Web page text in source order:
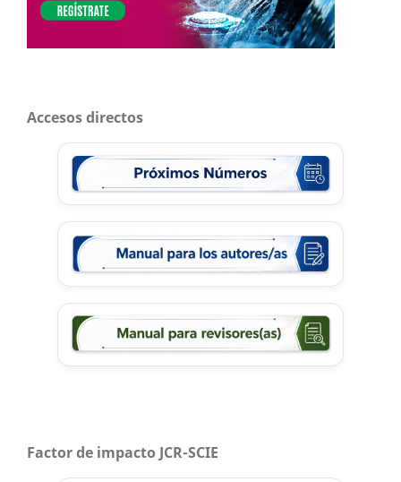
Accesos directos
Factor de impacto JCR-SCIE